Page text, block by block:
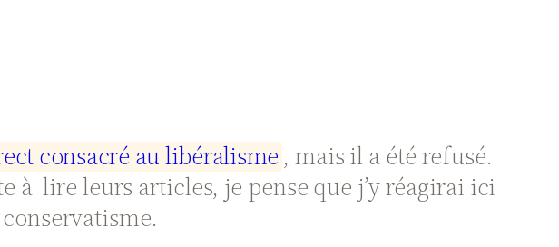
ectconsacré aulibéralisme , mais il a été refusé.
à lire leurs articles, je pense que j’y réagirai ici